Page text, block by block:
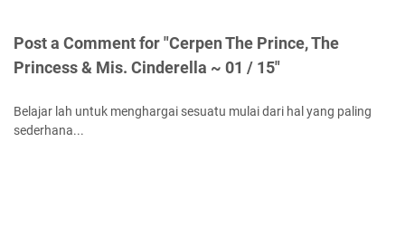
Post a Comment for "Cerpen The Prince, The
Princess & Mis. Cinderella ~ 01 / 15"
Belajar lah untuk menghargai sesuatu mulai dari hal yang paling
sederhana...